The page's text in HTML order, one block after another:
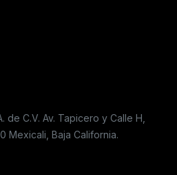
de C.V. Av. Tapicero y Calle H,
Mexicali, Baja California.